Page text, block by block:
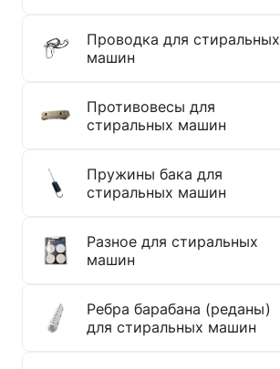
Проводка для стиральных
машин
Противовесы для
стиральных машин
Пружины бака для
стиральных машин
Разное для стиральных
машин
Ребра барабана (реданы)
для стиральных машин